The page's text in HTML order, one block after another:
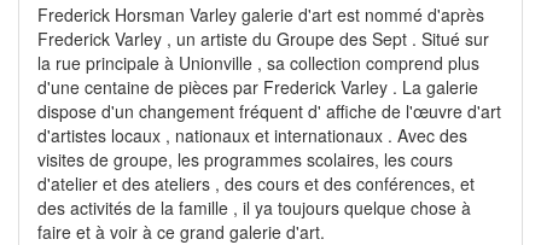
Frederick Horsman Varley galerie d'art est nommé d'après
Frederick Varley , un artiste du Groupe des Sept . Situé sur
la rue principale à Unionville , sa collection comprend plus
d'une centaine de pièces par Frederick Varley . La galerie
dispose d'un changement fréquent d' affiche de l'œuvre d'art
d'artistes locaux , nationaux et internationaux . Avec des
visites de groupe, les programmes scolaires, les cours
d'atelier et des ateliers , des cours et des conférences, et
des activités de la famille , il ya toujours quelque chose à
faire et à voir à ce grand galerie d'art.